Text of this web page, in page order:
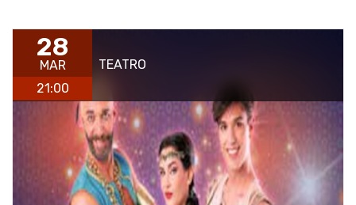
28
MAR
21:00
TEATRO